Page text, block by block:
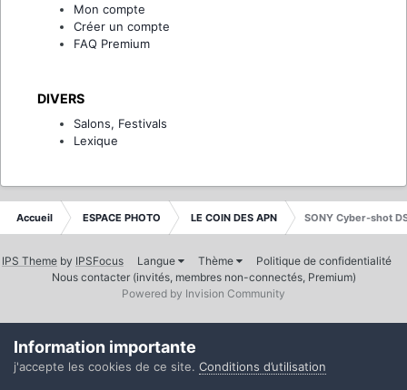
Mon compte
Créer un compte
FAQ Premium
DIVERS
Salons, Festivals
Lexique
Accueil ESPACE PHOTO LE COIN DES APN SONY Cyber-shot
IPS Theme by IPSFocus Langue Thème
Politique de confidentialité
Nous contacter (invités, membres non-connectés, Premium)
Powered by Invision Community
Information importante
j'accepte les cookies de ce site. Conditions d’utilisation